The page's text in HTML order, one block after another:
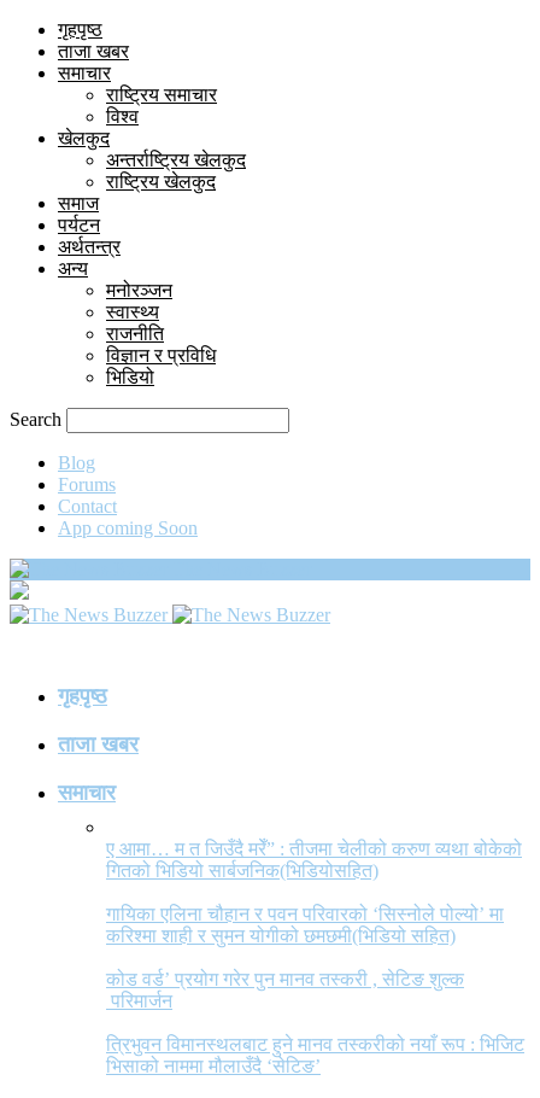
गृहपृष्ठ
ताजा खबर
समाचार
राष्ट्रिय समाचार
विश्व
खेलकुद
अन्तर्राष्ट्रिय खेलकुद
राष्ट्रिय खेलकुद
समाज
पर्यटन
अर्थतन्त्र
अन्य
मनोरञ्जन
स्वास्थ्य
राजनीति
विज्ञान र प्रविधि
भिडियो
Search
Blog
Forums
Contact
App coming Soon
गृहपृष्ठ
ताजा खबर
समाचार
ए आमा… म त जिउँदै मरेँ” : तीजमा चेलीको करुण व्यथा बोकेको
गितको भिडियो सार्बजनिक(भिडियोसहित)
गायिका एलिना चौहान र पवन परिवारको ‘सिस्नोले पोल्यो’ मा
करिश्मा शाही र सुमन योगीको छमछमी(भिडियो सहित)
कोड वर्ड’ प्रयोग गरेर पुन मानव तस्करी , सेटिङ शुल्क
परिमार्जन
त्रिभुवन विमानस्थलबाट हुने मानव तस्करीको नयाँ रूप : भिजिट
भिसाको नाममा मौलाउँदै ‘सेटिङ’